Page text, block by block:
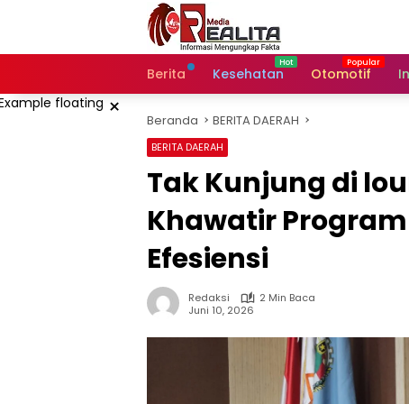
Berita Kesehatan Otomotif
× Beranda BERITA DAERAH
BERITA DAERAH
Tak Kunjung di
Khawatir
Efesiensi
Redaksi
2 Min Baca
Juni 10, 2026